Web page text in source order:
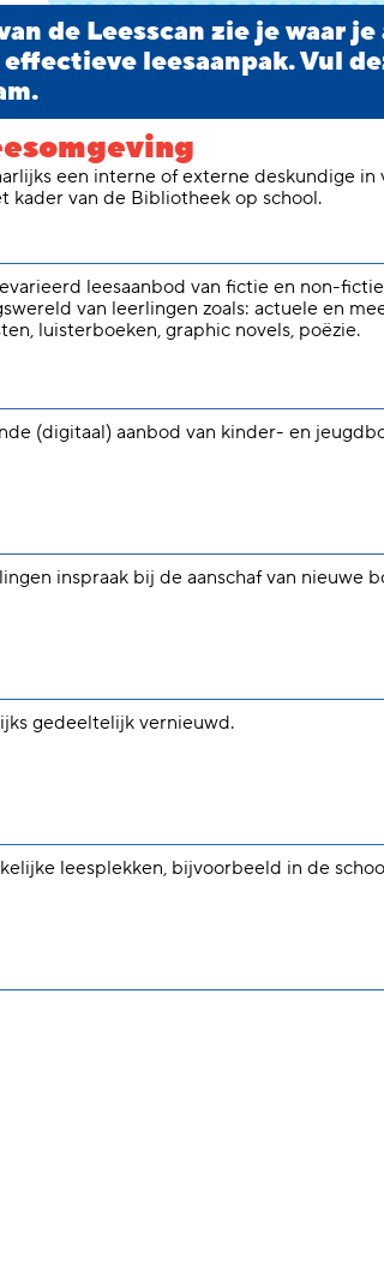
de Leesscan zie je waar
leesaanpak. Vul
een interne of externe deskundige
kader van de Bibliotheek op school.
leesaanbod van fictie en non-
van leerlingen zoals: actuele en
luisterboeken, graphic novels, poëzie.
(digitaal) aanbod van kinder- en
inspraak bij de aanschaf van nieuwe
gedeeltelijk vernieuwd.
leesplekken, bijvoorbeeld in de